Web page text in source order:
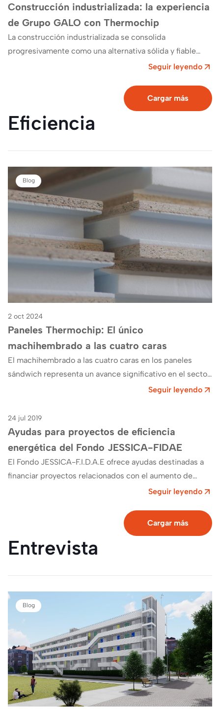
Construcción industrializada: la experiencia
de Grupo GALO con Thermochip
La construcción industrializada se consolida
progresivamente como una alternativa sólida y fiable
frente a los sistemas tradicionales, especialmente en un
Seguir leyendo
Cargar más
Eficiencia
Blog
2 oct 2024
Paneles Thermochip: El único
machihembrado a las cuatro caras
El machihembrado a las cuatro caras en los paneles
sándwich representa un avance significativo en el sector
Seguir leyendo
Eficiencia
24 jul 2019
Ayudas para proyectos de eficiencia
energética del Fondo JESSICA-FIDAE
El Fondo JESSICA-F.I.D.A.E ofrece ayudas destinadas a
financiar proyectos relacionados con el aumento de
eficiencia energética y la utilización de energí­as
Seguir leyendo
Cargar más
Entrevista
Blog